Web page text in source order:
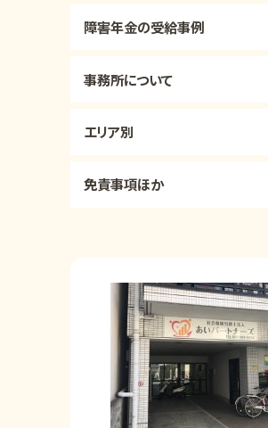
障害年金の受給事例
事務所について
エリア別
免責事項ほか